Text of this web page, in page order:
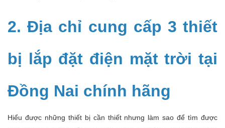
2. Địa chỉ cung cấp 3 thiết
bị lắp đặt điện mặt trời tại
Đồng Nai chính hãng
Hiểu được những thiết bị cần thiết nhưng làm sao để tìm được